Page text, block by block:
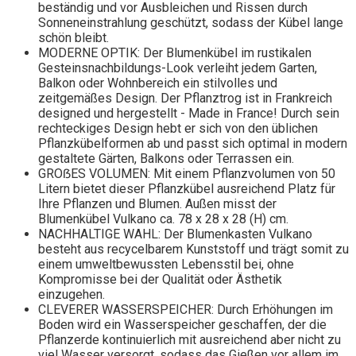
beständig und vor Ausbleichen und Rissen durch
Sonneneinstrahlung geschützt, sodass der Kübel lange
schön bleibt.
MODERNE OPTIK: Der Blumenkübel im rustikalen
Gesteinsnachbildungs-Look verleiht jedem Garten,
Balkon oder Wohnbereich ein stilvolles und
zeitgemäßes Design. Der Pflanztrog ist in Frankreich
designed und hergestellt - Made in France! Durch sein
rechteckiges Design hebt er sich von den üblichen
Pflanzkübelformen ab und passt sich optimal in modern
gestaltete Gärten, Balkons oder Terrassen ein.
GROẞES VOLUMEN: Mit einem Pflanzvolumen von 50
Litern bietet dieser Pflanzkübel ausreichend Platz für
Ihre Pflanzen und Blumen. Außen misst der
Blumenkübel Vulkano ca. 78 x 28 x 28 (H) cm.
NACHHALTIGE WAHL: Der Blumenkasten Vulkano
besteht aus recycelbarem Kunststoff und trägt somit zu
einem umweltbewussten Lebensstil bei, ohne
Kompromisse bei der Qualität oder Ästhetik
einzugehen.
CLEVERER WASSERSPEICHER: Durch Erhöhungen im
Boden wird ein Wasserspeicher geschaffen, der die
Pflanzerde kontinuierlich mit ausreichend aber nicht zu